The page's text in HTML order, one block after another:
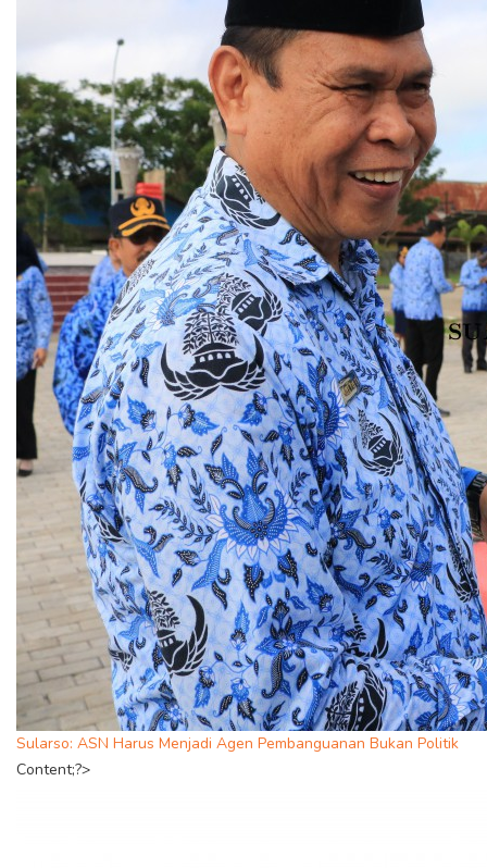
Sularso: ASN Harus Menjadi Agen Pembanguanan Bukan Politik
Content;?>